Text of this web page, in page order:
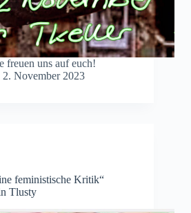
freuen uns auf euch!
2. November 2023
feministische Kritik“
Tlusty